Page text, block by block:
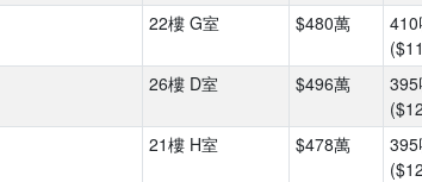
22樓 G室 $480萬
410
26樓 D室 $496萬
395
21樓 H室 $478萬
395